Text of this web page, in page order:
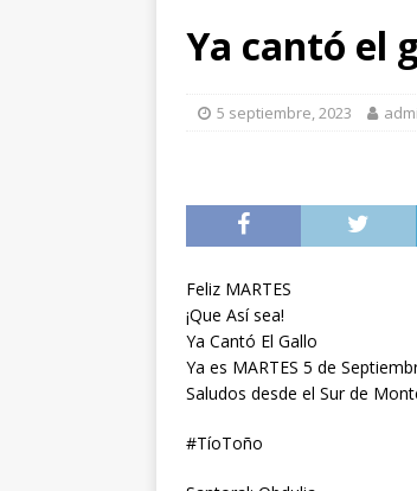
[ 7
LOCAL
Ya cantó el
5 septiembre, 2023
Feliz MARTES
¡Que Así sea!
Ya Cantó El Gallo
Ya es MARTES 5 de
Saludos desde el Sur de
#TíoToño